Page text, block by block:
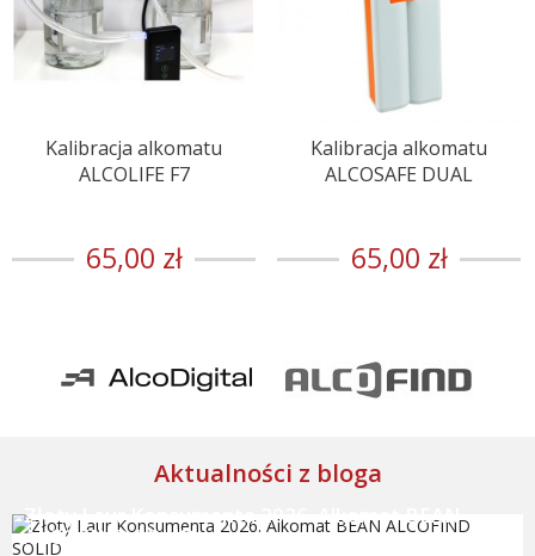
Kalibracja alkomatu
ALCOLIFE F7
65,00 zł
Kalibracja alkomatu
ALCOSAFE DUAL
65,00 zł
Aktualności z bloga
Złoty Laur Konsumenta 2026. Alkomat BEAN
ALCOFIND SOLID